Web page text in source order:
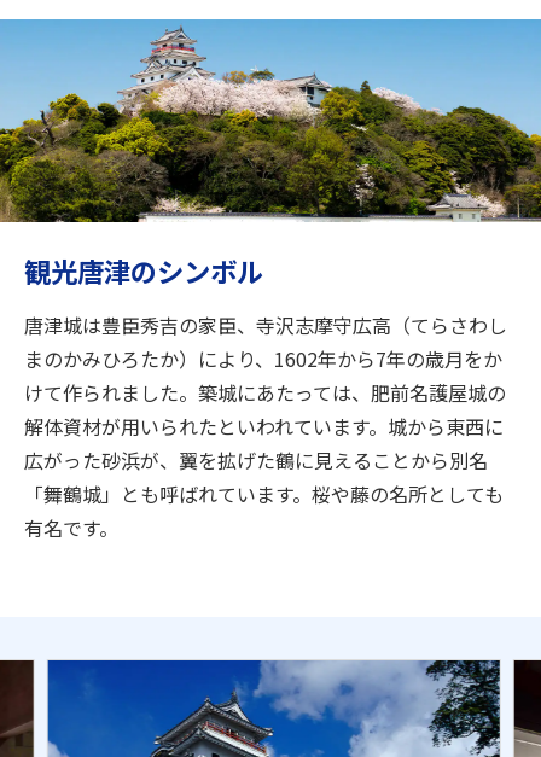
旅のお役立ち情報
閉じる
観光唐津のシンボル
唐津城は豊臣秀吉の家臣、寺沢志摩守広高（てらさわし
まのかみひろたか）により、1602年から7年の歳月をか
けて作られました。築城にあたっては、肥前名護屋城の
解体資材が用いられたといわれています。城から東西に
広がった砂浜が、翼を拡げた鶴に見えることから別名
「舞鶴城」とも呼ばれています。桜や藤の名所としても
有名です。